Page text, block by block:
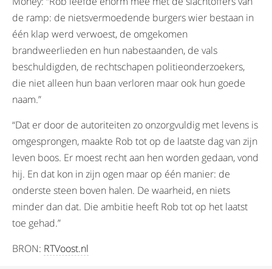
de ramp: de nietsvermoedende burgers wier bestaan in
één klap werd verwoest, de omgekomen
brandweerlieden en hun nabestaanden, de vals
beschuldigden, de rechtschapen politieonderzoekers,
die niet alleen hun baan verloren maar ook hun goede
naam.”
“Dat er door de autoriteiten zo onzorgvuldig met levens is
omgesprongen, maakte Rob tot op de laatste dag van zijn
leven boos. Er moest recht aan hen worden gedaan, vond
hij. En dat kon in zijn ogen maar op één manier: de
onderste steen boven halen. De waarheid, en niets
minder dan dat. Die ambitie heeft Rob tot op het laatst
toe gehad.”
BRON: RTVoost.nl